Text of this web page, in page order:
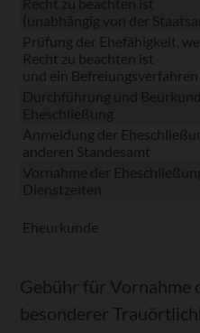
Prüfung der Ehefähigkeit,
Recht zu beachten ist
und ein
Anmeldung der
anderen Standesamt
Eheurkunde
Gebühr für Vornahme
besonderer